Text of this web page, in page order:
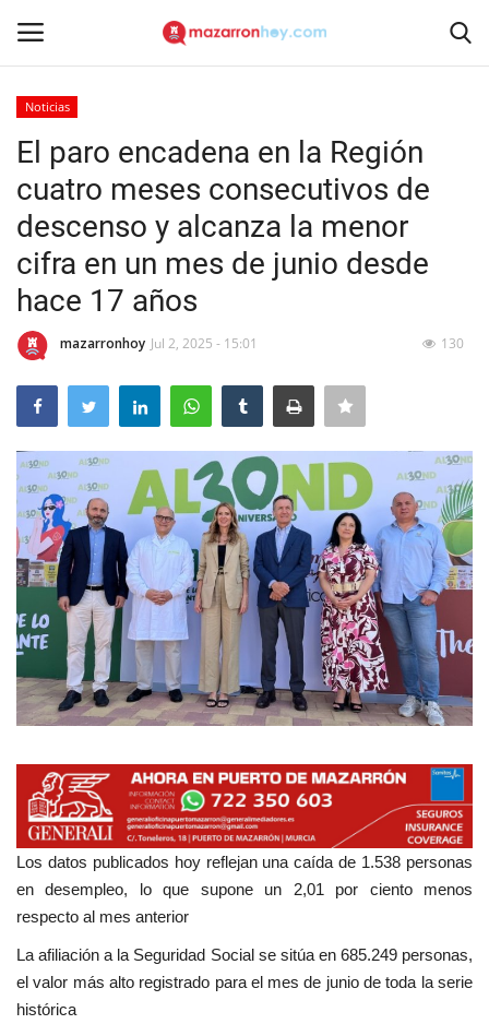
Inicio
Contacto
Noticias
Mazarrón Hoy
Entrevistas
Reportajes
Empresas
Mapa de Mazarrón
Vídeos
Galerías
Empresas
Noticias
El paro encadena en la Región
cuatro meses consecutivos de
descenso y alcanza la menor
cifra en un mes de junio desde
hace 17 años
mazarronhoy Jul 2, 2025 - 15:01 130
Los datos publicados hoy reflejan una caída de 1.538 personas
en desempleo, lo que supone un 2,01 por ciento menos
respecto al mes anterior
La afiliación a la Seguridad Social se sitúa en 685.249 personas,
el valor más alto registrado para el mes de junio de toda la serie
histórica